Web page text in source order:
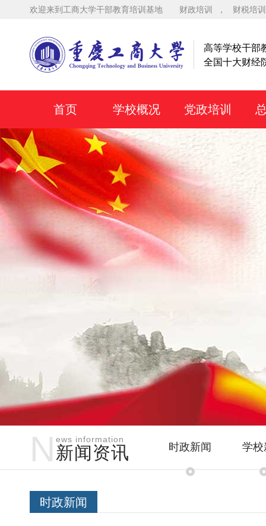
欢迎来到工商大学干部教育培训基地 财政培训 ， 财税培训
高等学校干部
全国十大财经
首页 学校概况 党政培训
N ews information
新闻资讯 时政新闻 学
时政新闻